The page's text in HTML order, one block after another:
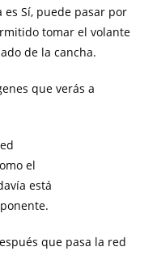
Sí, puede pasar por
tomar el volante
de la cancha.
que verás a
el
está
que pasa la red